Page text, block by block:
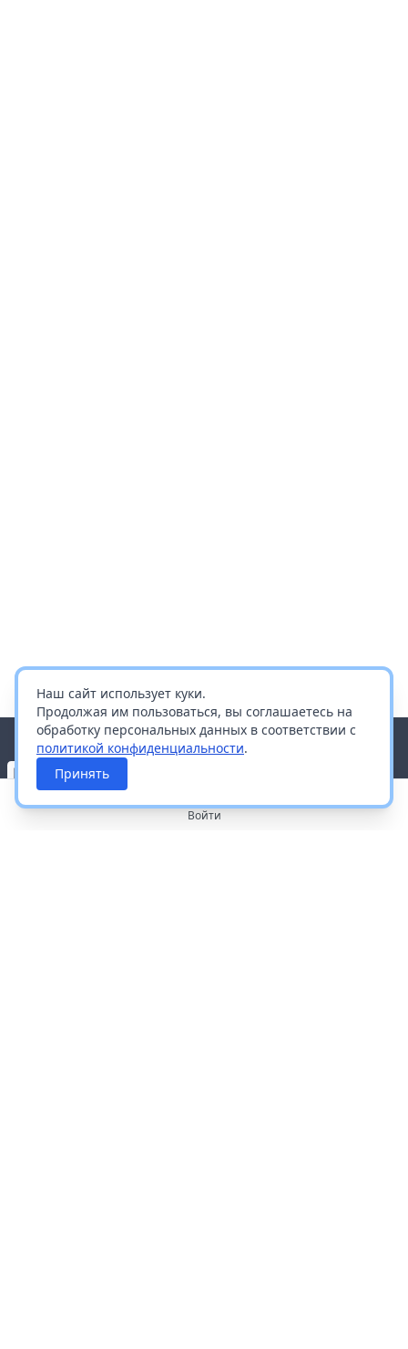
Наш сайт использует куки.
Продолжая им пользоваться, вы соглашаетесь на
обработку персональных данных в соответствии с
политикой конфиденциальности.
Принять
Войти